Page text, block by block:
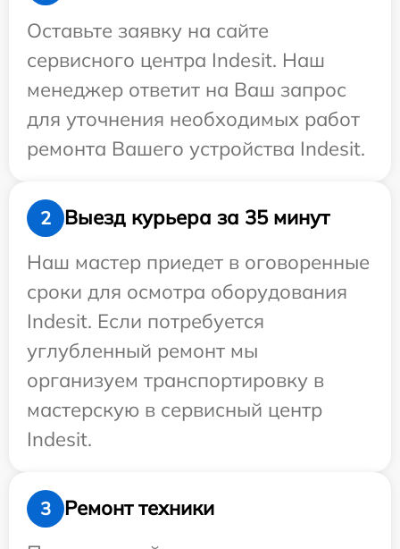
Оставьте заявку на сайте
сервисного центра Indesit. Наш
менеджер ответит на Ваш запрос
для уточнения необходимых работ
ремонта Вашего устройства Indesit.
2
Выезд курьера за 35 минут
Наш мастер приедет в оговоренные
сроки для осмотра оборудования
Indesit. Если потребуется
углубленный ремонт мы
организуем транспортировку в
мастерскую в сервисный центр
Indesit.
3
Ремонт техники